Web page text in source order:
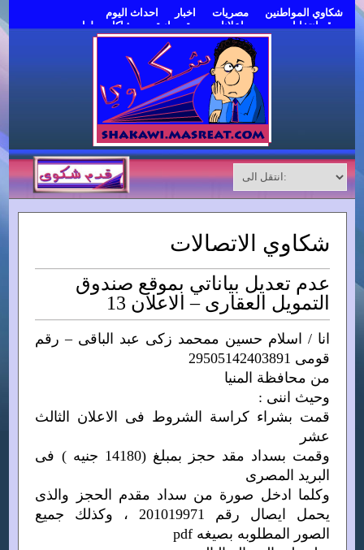
شكاوي المواطنين مصريات اخبار
احداث اليوم
موقع انتخابات مصر
اعلانات مبوبة مجانية
مشاكل وحلول
شكاوي الاتصالات
عدم تعديل بياناتي بموقع صندوق
التمويل العقارى – الاعلان 13
انا / اسلام حسين ممحمد زكى عبد الباقى – رقم
قومى 29505142403891
من محافظة المنيا
وحيث اننى :
قمت بشراء كراسة الشروط فى الاعلان الثالث
عشر
وقمت بسداد مقد حجز بمبلغ (14180 جنيه ) فى
البريد المصرى
وكلما ادخل صورة من سداد مقدم الحجز والذى
يحمل ايصال رقم 201019971 ، وكذلك جميع
الصور المطلوبه بصيغه pdf